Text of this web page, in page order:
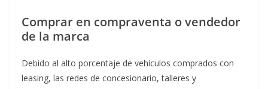
Comprar en compraventa o vendedor
de la marca
Debido al alto porcentaje de vehículos comprados con
leasing, las redes de concesionario, talleres y